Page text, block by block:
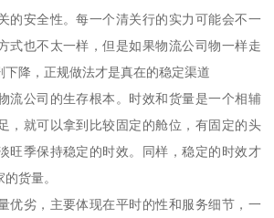
的安全性。每一个清关行的实力可能会不一
式也不太一样，但是如果物流公司物一样走
下降，正规做法才是真在的稳定渠道
流公司的生存根本。时效和货量是一个相辅
，就可以拿到比较固定的舱位，有固定的头
旺季保持稳定的时效。同样，稳定的时效才
货量。
优劣，主要体现在平时的性和服务细节，一